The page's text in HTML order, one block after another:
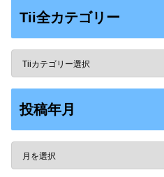
Tii全カテゴリー
投稿年月